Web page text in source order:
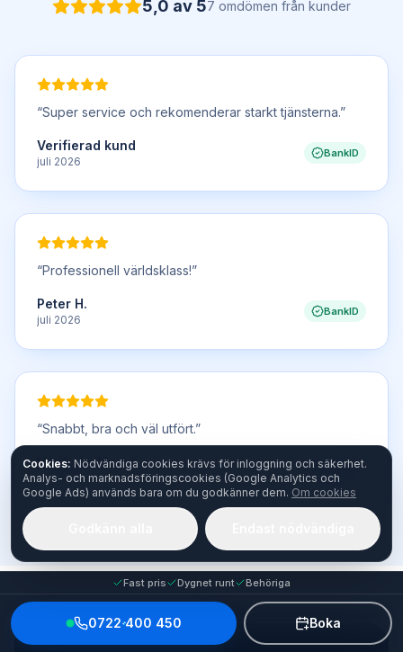
5,0 av 57 omdömen från kunder
“Super service och rekomenderar starkt tjänsterna.”
Verifierad kund
juli 2026
BankID
“Professionell världsklass!”
Peter H.
juli 2026
BankID
“Snabbt, bra och väl utfört.”
Verifierad kund
juli 2026
BankID
Fast pris Dygnet runt Behöriga
0722 400 450 Boka
Cookies: Nödvändiga cookies krävs för inloggning och säkerhet.
Analys- och marknadsföringscookies (Google Analytics och
Google Ads) används bara om du godkänner dem. Om cookies